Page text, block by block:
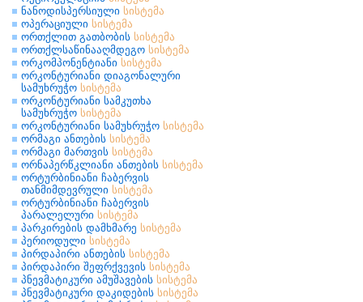
ნანოდისპერსიული სისტემა
ოპერაციული სისტემა
ორთქლით გათბობის სისტემა
ორთქლსაწინააღმდეგო სისტემა
ორკომპონენტიანი სისტემა
ორკონტურიანი დიაგონალური
სამუხრუჭო სისტემა
ორკონტურიანი სამკუთხა
სამუხრუჭო სისტემა
ორკონტურიანი სამუხრუჭო სისტემა
ორმაგი ანთების სისტემა
ორმაგი მართვის სისტემა
ორნაპერწკლიანი ანთების სისტემა
ორტურბინიანი ჩაბერვის
თანმიმდევრული სისტემა
ორტურბინიანი ჩაბერვის
პარალელური სისტემა
პარკირების დამხმარე სისტემა
პერიოდული სისტემა
პირდაპირი ანთების სისტემა
პირდაპირი შეფრქვევის სისტემა
პნევმატიკური ამუშავების სისტემა
პნევმატიკური დაკიდების სისტემა